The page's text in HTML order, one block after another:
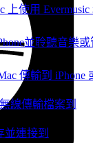
上使用 Evermusic
並聆聽音樂或
傳輸到 iPhone
線傳輸檔案到
並連接到